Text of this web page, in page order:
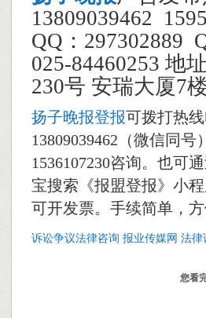
13809039462
QQ：297302889
025-84460253 地
230号 安瑞大厦7
扬子晚报登报可拨打热
13809039462（微信同号
1536107230咨询。也可
宝搜索《报盟登报》小
可开发票。手续简单，方
诉讼争议法律咨询 报业传媒网 法律
您看